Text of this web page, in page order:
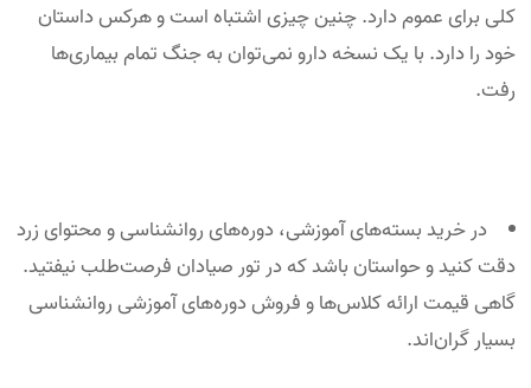
کلی برای عموم دارد. چنین چیزی اشتباه است و هرکس داستان
خود را دارد. با یک نسخه دارو نمی‌توان به جنگ تمام بیماری‌ها
رفت.
در خرید بسته‌های آموزشی، دوره‌های روانشناسی و محتوای زرد
دقت کنید و حواستان باشد که در تور صیادان فرصت‌طلب نیفتید.
گاهی قیمت ارائه کلاس‌ها و فروش دوره‌های آموزشی روانشناسی
بسیار گران‌اند.